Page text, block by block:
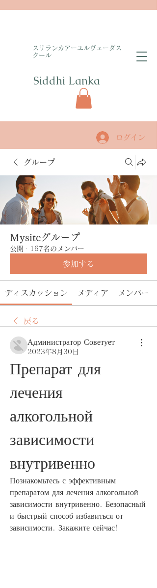
​スリランカアーユルヴェーダス
クール
Siddhi Lanka​
ログイン
グループ
Mysiteグループ
公開 · 167名のメンバー
参加する
ディスカッション メディア メンバー
戻る
Администратор Советует
2023年8月30日
Препарат для
лечения
алкогольной
зависимости
внутривенно
Познакомьтесь с эффективным
препаратом для лечения алкогольной
зависимости внутривенно. Безопасный
и быстрый способ избавиться от
зависимости. Закажите сейчас!